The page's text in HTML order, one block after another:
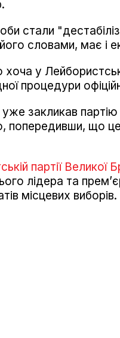
стали
словами, має і
у
процедури
закликав партію
попередивши, що
партії Великої
лідера та
місцевих виборів.